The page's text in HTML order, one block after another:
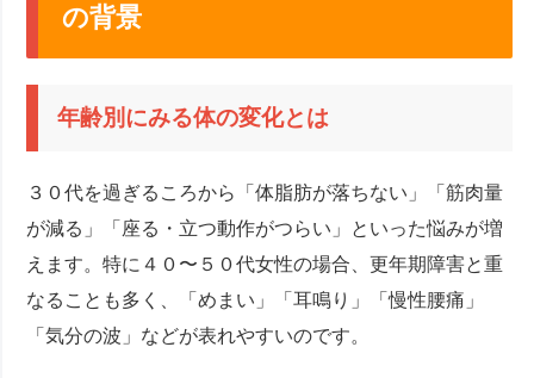
の背景
年齢別にみる体の変化とは
３０代を過ぎるころから「体脂肪が落ちない」「筋肉量
が減る」「座る・立つ動作がつらい」といった悩みが増
えます。特に４０〜５０代女性の場合、更年期障害と重
なることも多く、「めまい」「耳鳴り」「慢性腰痛」
「気分の波」などが表れやすいのです。